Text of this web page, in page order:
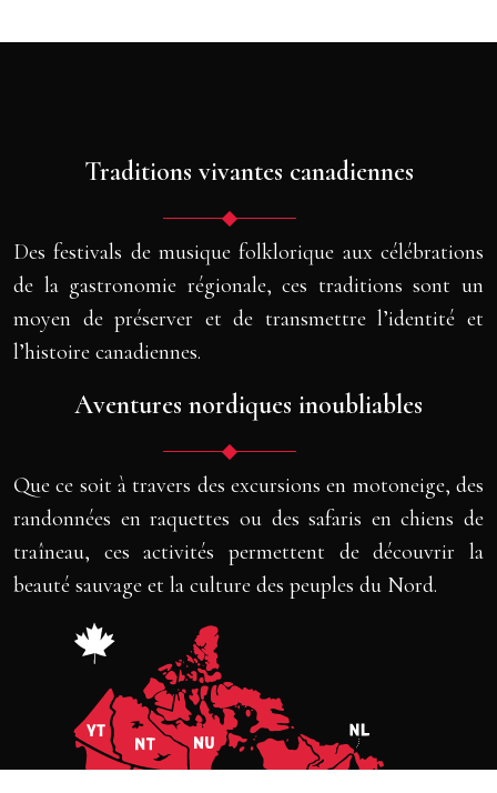
Traditions vivantes canadiennes
Des festivals de musique folklorique aux célébrations
de la gastronomie régionale, ces traditions sont un
moyen de préserver et de transmettre l’identité et
l’histoire canadiennes.
Aventures nordiques inoubliables
Que ce soit à travers des excursions en motoneige, des
randonnées en raquettes ou des safaris en chiens de
traîneau, ces activités permettent de découvrir la
beauté sauvage et la culture des peuples du Nord.